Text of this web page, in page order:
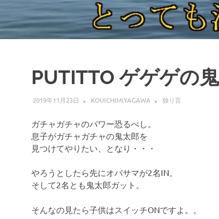
PUTITTO ゲゲゲの
2019年11月23日 KOUICHIMIYAGAWA 独り言
ガチャガチャのパワー恐るべし。
息子がガチャガチャの鬼太郎を
見つけてやりたい、となり・・・
やろうとしたら先にオバサマが2名IN。
そして2名とも鬼太郎ガット。
そんなの見たら子供はスイッチONですよ。。